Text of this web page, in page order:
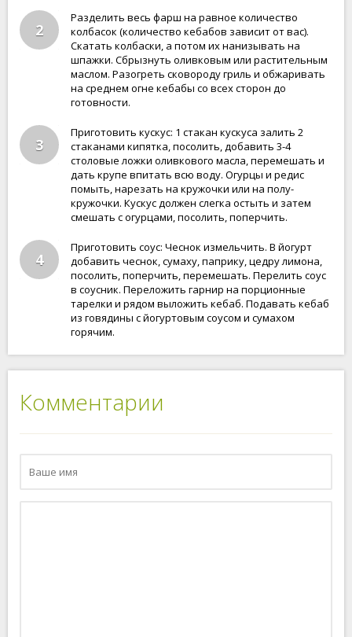
2
Разделить весь фарш на равное количество
колбасок (количество кебабов зависит от вас).
Скатать колбаски, а потом их нанизывать на
шпажки. Сбрызнуть оливковым или растительным
маслом. Разогреть сковороду гриль и обжаривать
на среднем огне кебабы со всех сторон до
готовности.
3
Приготовить кускус: 1 стакан кускуса залить 2
стаканами кипятка, посолить, добавить 3-4
столовые ложки оливкового масла, перемешать и
дать крупе впитать всю воду. Огурцы и редис
помыть, нарезать на кружочки или на полу-
кружочки. Кускус должен слегка остыть и затем
смешать с огурцами, посолить, поперчить.
4
Приготовить соус: Чеснок измельчить. В йогурт
добавить чеснок, сумаху, паприку, цедру лимона,
посолить, поперчить, перемешать. Перелить соус
в соусник. Переложить гарнир на порционные
тарелки и рядом выложить кебаб. Подавать кебаб
из говядины с йогуртовым соусом и сумахом
горячим.
Комментарии